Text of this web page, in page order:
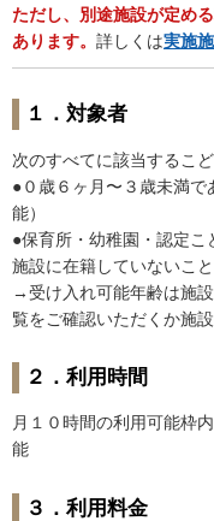
ただし、別途施設が定め
あります。 詳しくは実施
１．対象者
次のすべてに該当するこ
●０歳６ヶ月〜３歳未満
能）
●保育所・幼稚園・認定
施設に在籍していないこと
→受け入れ可能年齢は施
覧をご確認いただくか施
２．利用時間
月１０時間の利用可能枠
能
３．利用料金